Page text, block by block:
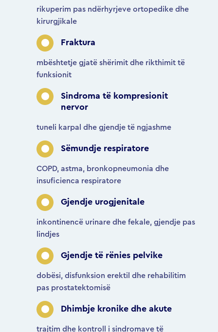
rikuperim pas ndërhyrjeve ortopedike dhe
kirurgjikale
Fraktura
mbështetje gjatë shërimit dhe rikthimit të
funksionit
Sindroma të kompresionit
nervor
tuneli karpal dhe gjendje të ngjashme
Sëmundje respiratore
COPD, astma, bronkopneumonia dhe
insuficienca respiratore
Gjendje urogjenitale
inkontinencë urinare dhe fekale, gjendje pas
lindjes
Gjendje të rënies pelvike
dobësi, disfunksion erektil dhe rehabilitim
pas prostatektomisë
Dhimbje kronike dhe akute
trajtim dhe kontroll i sindromave të